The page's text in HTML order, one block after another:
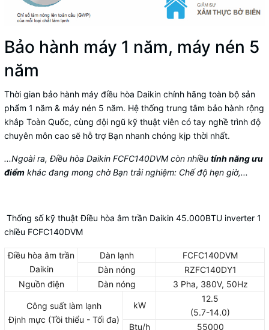
Bảo hành máy 1 năm, máy nén 5
năm
Thời gian bảo hành máy điều hòa Daikin chính hãng toàn bộ sản
phẩm 1 năm & máy nén 5 năm. Hệ thống trung tâm bảo hành rộng
khắp Toàn Quốc, cùng đội ngũ kỹ thuật viên có tay nghề trình độ
chuyên môn cao sẽ hỗ trợ Bạn nhanh chóng kịp thời nhất.
...Ngoài ra, Điều hòa Daikin FCFC140DVM còn nhiều tính năng ưu
điểm khác đang mong chờ Bạn trải nghiệm: Chế độ hẹn giờ,...
Thống số kỹ thuật Điều hòa âm trần Daikin 45.000BTU inverter 1
chiều FCFC140DVM
Điều hòa âm trần
Daikin
Dàn lạnh
FCFC140DVM
Dàn nóng
RZFC140DY1
Nguồn điện
Dàn nóng 3 Pha, 380V, 50Hz
Công suất làm lạnh
Định mực (Tồi thiểu - Tối đa)
kW
12.5
(5.7-14.0)
Btu/h
55000